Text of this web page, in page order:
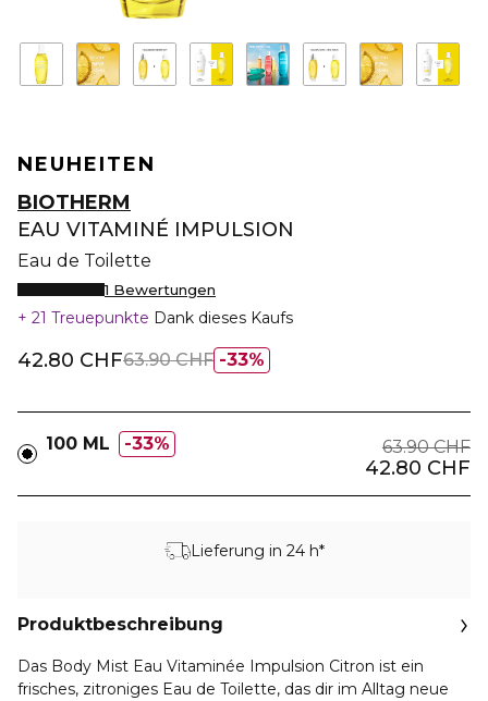
NEUHEITEN
BIOTHERM
EAU VITAMINÉ IMPULSION
Eau de Toilette
1 Bewertungen
21 Treuepunkte Dank dieses Kaufs
33%
42.80 CHF63.90 CHF
100 ML 33% 63.90 CHF
42.80 CHF
Lieferung in 24 h*
Produktbeschreibung
Das Body Mist Eau Vitaminée Impulsion Citron ist ein
frisches, zitroniges Eau de Toilette, das dir im Alltag neue